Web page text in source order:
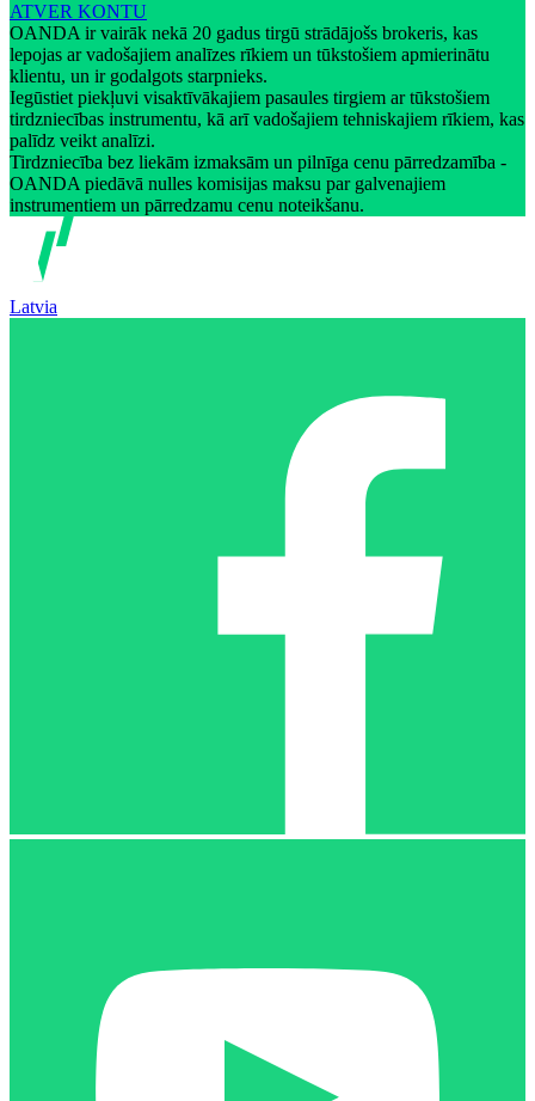
ATVER KONTU
OANDA ir vairāk nekā 20 gadus tirgū strādājošs brokeris, kas
lepojas ar vadošajiem analīzes rīkiem un tūkstošiem apmierinātu
klientu, un ir godalgots starpnieks.
Iegūstiet piekļuvi visaktīvākajiem pasaules tirgiem ar tūkstošiem
tirdzniecības instrumentu, kā arī vadošajiem tehniskajiem rīkiem, kas
palīdz veikt analīzi.
Tirdzniecība bez liekām izmaksām un pilnīga cenu pārredzamība -
OANDA piedāvā nulles komisijas maksu par galvenajiem
instrumentiem un pārredzamu cenu noteikšanu.
Latvia